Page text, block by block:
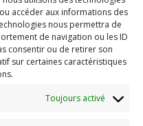
accéder aux informations des
nous permettra de
de navigation ou les ID
consentir ou de retirer son
sur certaines caractéristiques
Toujours activé